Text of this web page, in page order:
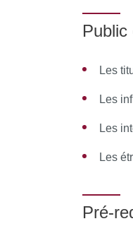
Public
Les
Les
Les
Les
Pré-